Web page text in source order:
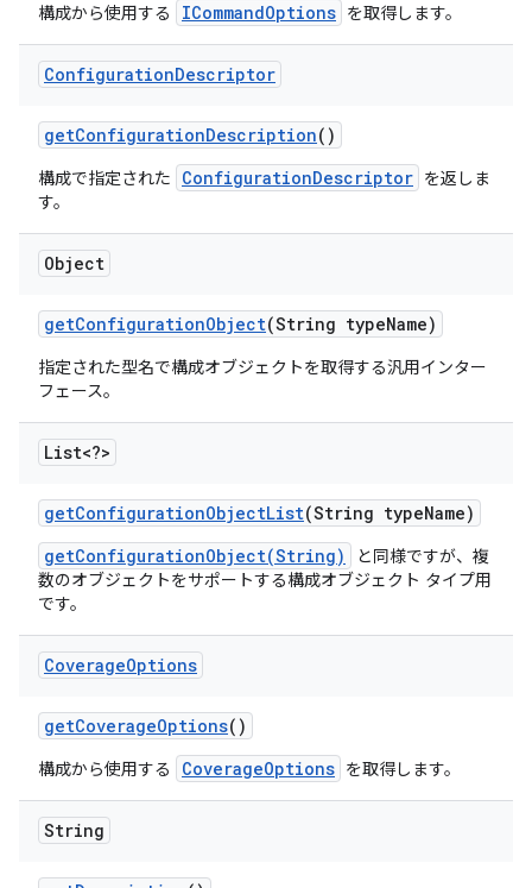
構成から使用する ICommandOptions を取得します。
ConfigurationDescriptor
getConfigurationDescription()
構成で指定された ConfigurationDescriptor を返しま
す。
Object
getConfigurationObject(String typeName)
指定された型名で構成オブジェクトを取得する汎用インター
フェース。
List<?>
getConfigurationObjectList(String typeName)
getConfigurationObject(String)
と同様ですが、複
数のオブジェクトをサポートする構成オブジェクト タイプ用
です。
CoverageOptions
getCoverageOptions()
構成から使用する CoverageOptions を取得します。
String